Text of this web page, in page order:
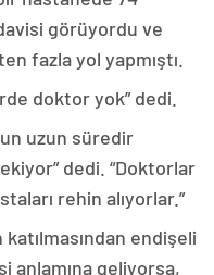
görüyordu ve
fazla yol yapmıştı.
doktor yok” dedi.
uzun süredir
dedi. “Doktorlar
rehin alıyorlar.”
endişeli
anlamına geliyorsa,